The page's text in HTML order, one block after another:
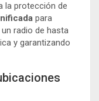
la protección de
para
radio de hasta
y garantizando